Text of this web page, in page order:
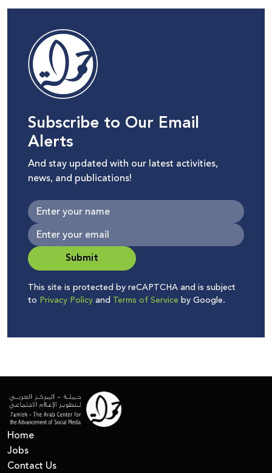
Subscribe to Our Email
Alerts
And stay updated with our latest activities,
news, and publications!
Submit
This site is protected by reCAPTCHA and is subject
to Privacy Policyand Terms of Service by Google.
Home
Jobs
Contact Us